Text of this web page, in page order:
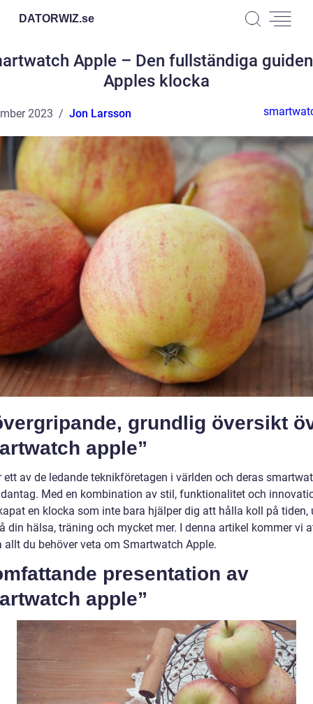
DATORWIZ.se
Apple – Den fullständiga
Apples klocka
2023 Jon Larsson
grundlig översikt
apple”
ett av de ledande teknikföretagen i världen och deras
Med en kombination av stil, funktionalitet och
en klocka som inte bara hjälper dig att hålla koll på tiden,
din hälsa, träning och mycket mer. I denna artikel kommer vi
allt du behöver veta om Smartwatch Apple.
presentation av
apple”